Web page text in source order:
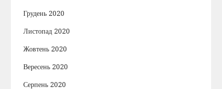
Грудень 2020
Листопад 2020
Жовтень 2020
Вересень 2020
Серпень 2020